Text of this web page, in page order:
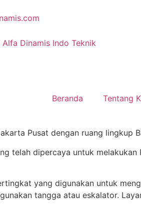
Beranda Tentang
Pusat dengan ruang lingkup
telah dipercaya untuk melakukan
yang digunakan untuk
tangga atau eskalator.